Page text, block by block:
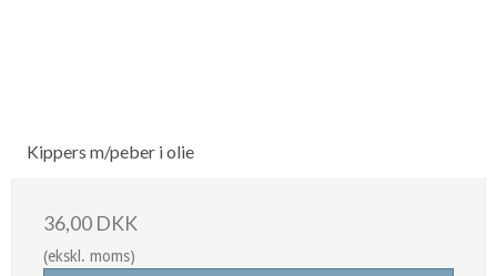
Kippers m/peber i olie
36,00 DKK
(ekskl. moms)